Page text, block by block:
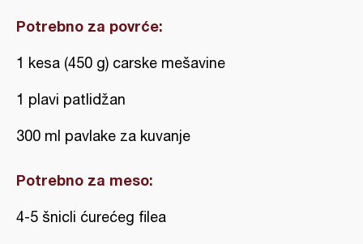
Potrebno za povrće:
1 kesa (450 g) carske mešavine
1 plavi patlidžan
300 ml pavlake za kuvanje
Potrebno za meso:
4-5 šnicli ćurećeg filea